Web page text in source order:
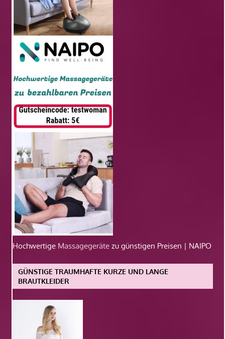
Hochwertige Massagegeräte zu günstigen Preisen | NAIPO
GÜNSTIGE TRAUMHAFTE KURZE UND LANGE
BRAUTKLEIDER